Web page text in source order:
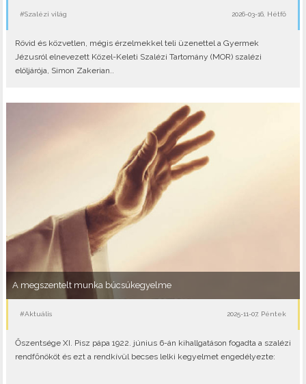
#Szalézi világ 2026-03-16, Hétfő
Rövid és közvetlen, mégis érzelmekkel teli üzenettel a Gyermek
Jézusról elnevezett Közel-Keleti Szalézi Tartomány (MOR) szalézi
elöljárója, Simon Zakerian..
A megszentelt munka búcsúkegyelme
#Aktuális 2025-11-07, Péntek
Őszentsége XI. Pisz pápa 1922. június 6-án kihallgatáson fogadta a szalézi
rendfőnököt és ezt a rendkívül becses lelki kegyelmet engedélyezte: